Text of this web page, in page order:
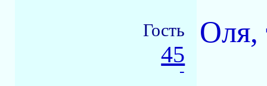
Гость
45
-
Оля,